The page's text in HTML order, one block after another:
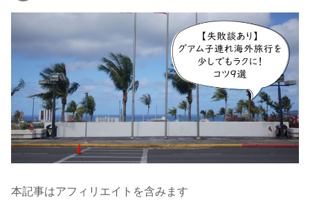
本記事はアフィリエイトを含みます